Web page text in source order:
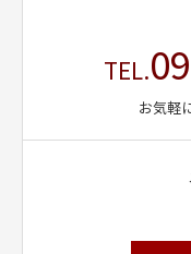
TEL.
お気軽